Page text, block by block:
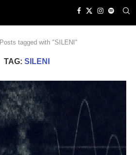
Posts tagged with "SILENI"
TAG: SILENI